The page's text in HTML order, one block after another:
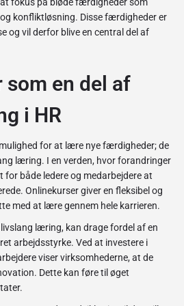
konfliktløsning. Disse færdigheder er
og vil derfor blive en central del af
som en del af
i HR
for at lære nye færdigheder; de
læring. I en verden, hvor forandringer
for både ledere og medarbejdere at
Onlinekurser giver en fleksibel og
med at lære gennem hele karrieren.
læring, kan drage fordel af en
arbejdsstyrke. Ved at investere i
viser virksomhederne, at de
Dette kan føre til øget